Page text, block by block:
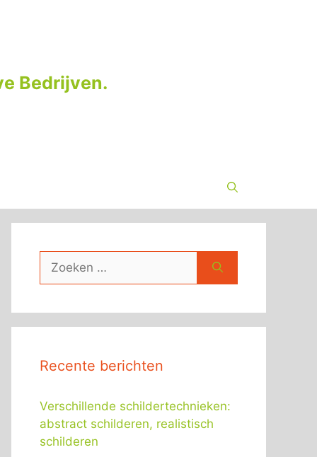
Bedrijven.
naar:
Recente berichten
Verschillende schildertechnieken:
abstract schilderen, realistisch
schilderen